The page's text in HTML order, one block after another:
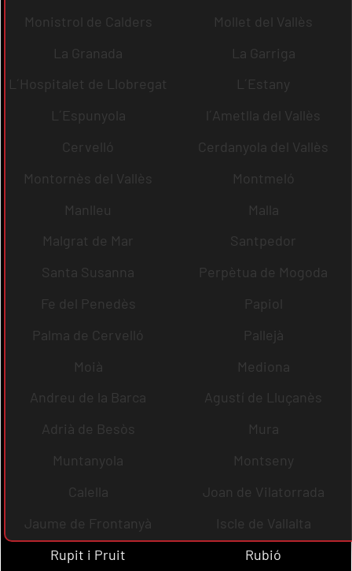
Monistrol de Calders
Mollet del Vallès
La Granada
La Garriga
L´Hospitalet de Llobregat
L´Estany
L´Espunyola
l´Ametlla del Vallès
Cervelló
Cerdanyola del Vallès
Montornès del Vallès
Montmeló
Manlleu
Malla
Malgrat de Mar
Santpedor
Santa Susanna
Perpètua de Mogoda
Fe del Penedès
Papiol
Palma de Cervelló
Pallejà
Moià
Mediona
Andreu de la Barca
Agustí de Lluçanès
Adrià de Besòs
Mura
Muntanyola
Montseny
Calella
Joan de Vilatorrada
Jaume de Frontanyà
Iscle de Vallalta
Rupit i Pruit
Rubió